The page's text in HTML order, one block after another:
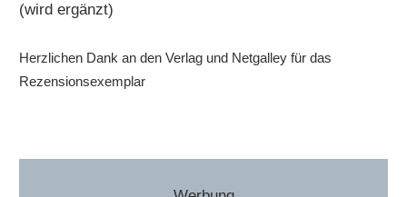
(wird ergänzt)
Herzlichen Dank an den Verlag und Netgalley für das
Rezensionsexemplar